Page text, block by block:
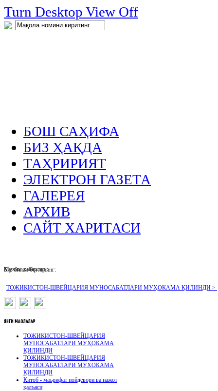
Turn Desktop View Off
.
БОШ САҲИФА
БИЗ ҲАҚДА
ТАҲРИРИЯТ
ЭЛЕКТРОН ГАЗЕТА
ГАЛЕРЕЯ
АРХИВ
САЙТ ХАРИТАСИ
Муҳим хабарлар :
ТОЖИКИСТОН-ШВЕЙЦАРИЯ МУНОСАБАТЛАРИ МУҲОКАМА ҚИЛИНДИ >
Биз билан боғланинг:
ЯНГИ МАҚОЛАЛАР
ТОЖИКИСТОН-ШВЕЙЦАРИЯ
МУНОСАБАТЛАРИ МУҲОКАМА
ҚИЛИНДИ
ТОЖИКИСТОН-ШВЕЙЦАРИЯ
МУНОСАБАТЛАРИ МУҲОКАМА
ҚИЛИНДИ
Китоб - маърифат пойдевори ва нажот
қалъаси